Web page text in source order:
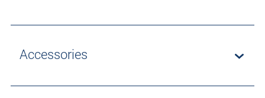
Accessories